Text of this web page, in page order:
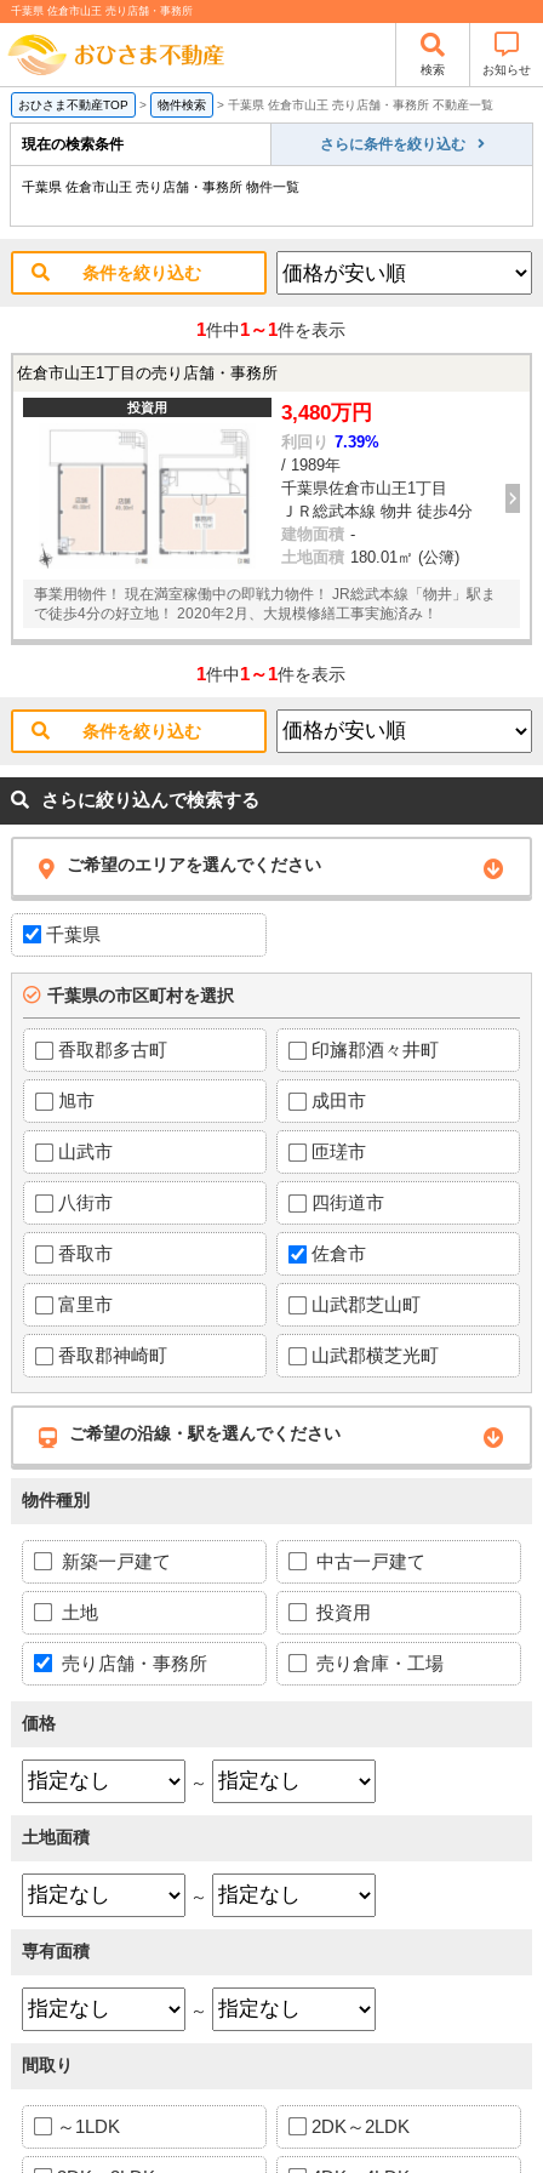
千葉県 佐倉市山王 売り店舗・事務所
検索 お知らせ
おひさま不動産TOP > 物件検索 > 千葉県 佐倉市山王 売り店舗・事務所 不動産一覧
現在の検索条件 さらに条件を絞り込む
千葉県 佐倉市山王 売り店舗・事務所 物件一覧
条件を絞り込む
1件中1～1件を表示
佐倉市山王1丁目の売り店舗・事務所
投資用 3,480万円
利回り 7.39%
/ 1989年
千葉県佐倉市山王1丁目
ＪＲ総武本線 物井 徒歩4分
建物面積 -
土地面積 180.01㎡ (公簿)
事業用物件！ 現在満室稼働中の即戦力物件！ JR総武本線「物井」駅ま
で徒歩4分の好立地！ 2020年2月、大規模修繕工事実施済み！
1件中1～1件を表示
条件を絞り込む
さらに絞り込んで検索する
ご希望のエリアを選んでください
千葉県
千葉県の市区町村を選択
香取郡多古町 印旛郡酒々井町
旭市 成田市
山武市 匝瑳市
八街市 四街道市
香取市 佐倉市
富里市 山武郡芝山町
香取郡神崎町 山武郡横芝光町
ご希望の沿線・駅を選んでください
物件種別
新築一戸建て 中古一戸建て
土地 投資用
売り店舗・事務所 売り倉庫・工場
価格
～
土地面積
～
専有面積
～
間取り
～1LDK 2DK～2LDK